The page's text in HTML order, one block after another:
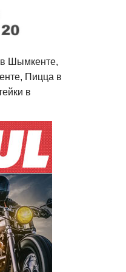
Шымкенте,
Пицца в
в